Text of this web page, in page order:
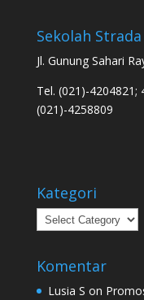
Sekolah Strada
Jl. Gunung Sahari
Tel. (021)-4204821;
(021)-4258809
Kategori
Kategori
Komentar
Lusia S on